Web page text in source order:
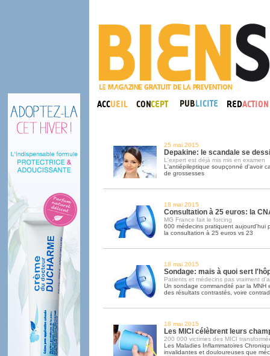
25 mai 2015
Depakine: le scandale se
L'expert est déjà mis mis en examen
L'antiépileptique soupçonné d'avoir
de grossesses
18 mai 2015
Consultation à 25 euros: la
MG France fait le forcing
600 médecins pratiquent aujourd'hui
la consultation à 25 euros vs 23
18 mai 2015
Sondage: mais à quoi sert
Patients et médecins pas vraiment
Un sondage commandité par la MNH
des résultats contrastés, voire
18 mai 2015
Les MICI célèbrent leurs
200 000 victimes des MICI
Les Maladies Inflammatoires
invalidantes et douloureuses que